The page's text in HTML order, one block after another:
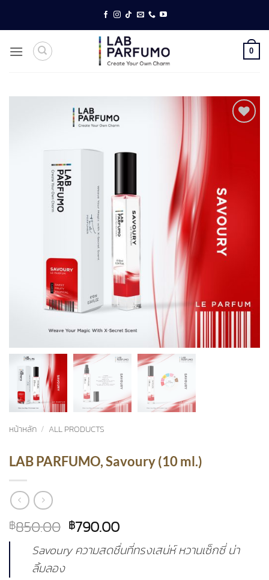
เนื้อหา
0
หน้าหลัก / ALL PRODUCTS
LAB PARFUMO, Savoury (10 ml.)
฿850.00 Original
was:
฿790.00Current
price
is:
Savoury ความสดชื่นที่ทรงเสน่ห์ หวานเซ็กซี่ น่า
ลิ้มลอง